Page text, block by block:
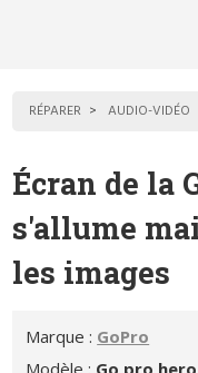
RÉPARER AUDIO-VIDÉO
Écran de la
s'allume
les images
Marque : GoPro